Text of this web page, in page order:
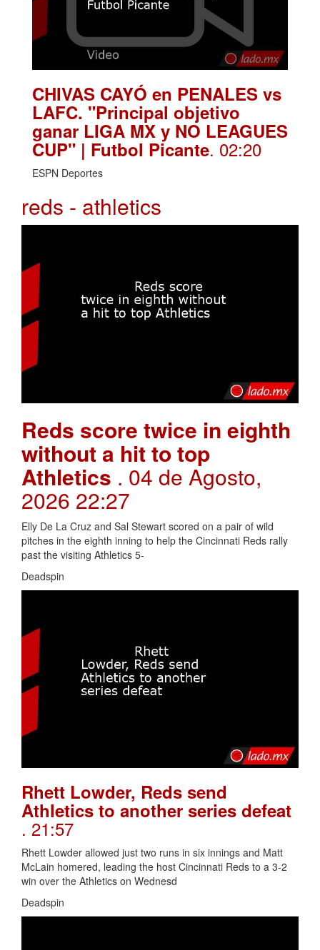
CHIVAS CAYÓ en PENALES vs
LAFC. "Principal objetivo
ganar LIGA MX y NO LEAGUES
CUP" | Futbol Picante. 02:20
ESPN Deportes
reds - athletics
Reds score twice in eighth
without a hit to top
Athletics . 04 de Agosto,
2026 22:27
Elly De La Cruz and Sal Stewart scored on a pair of wild
pitches in the eighth inning to help the Cincinnati Reds rally
past the visiting Athletics 5-
Deadspin
Rhett Lowder, Reds send
Athletics to another series defeat
. 21:57
Rhett Lowder allowed just two runs in six innings and Matt
McLain homered, leading the host Cincinnati Reds to a 3-2
win over the Athletics on Wednesd
Deadspin